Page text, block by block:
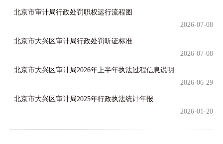
北京市审计局行政处罚职权运行流程图
2026-07-08
北京市大兴区审计局行政处罚听证标准
2026-07-08
北京市大兴区审计局2026年上半年执法过程信息说明
2026-06-29
北京市大兴区审计局2025年行政执法统计年报
2026-01-20